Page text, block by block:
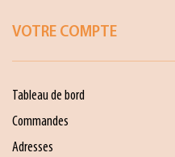
VOTRE COMPTE
Tableau de bord
Commandes
Adresses